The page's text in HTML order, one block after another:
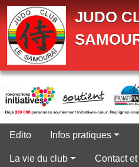
JUDO
Edito Infos pratiques
La vie du club Contact
Panneau de gestion des cookies